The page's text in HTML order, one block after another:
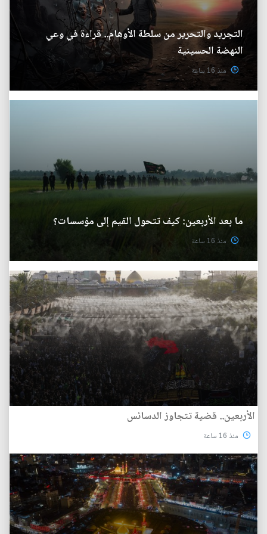
التجريد والتحرير من سلطة الأوهام.. قراءة في وعي
النهضة الحسينية
منذ 16 ساعة
ما بعد الأربعين: كيف تتحول القيم إلى مؤسسات؟
منذ 16 ساعة
الأربعين.. قضية تتجاوز الدسائس
منذ 16 ساعة